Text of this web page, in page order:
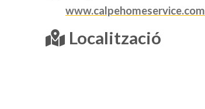
www.calpehomeservice.com
Localització